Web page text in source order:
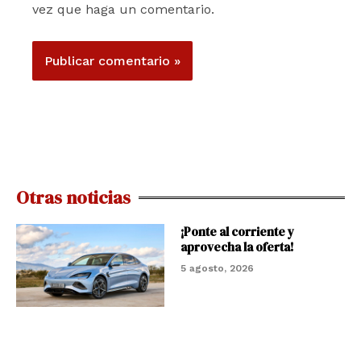
vez que haga un comentario.
Otras noticias
¡Ponte al corriente y
aprovecha la oferta!
5 agosto, 2026